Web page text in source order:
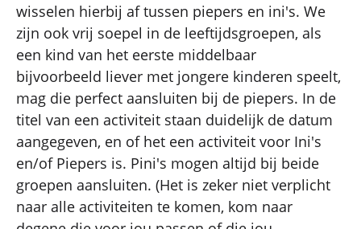
wisselen hierbij af tussen piepers en ini's. We
zijn ook vrij soepel in de leeftijdsgroepen, als
een kind van het eerste middelbaar
bijvoorbeeld liever met jongere kinderen speelt,
mag die perfect aansluiten bij de piepers. In de
titel van een activiteit staan duidelijk de datum
aangegeven, en of het een activiteit voor Ini's
en/of Piepers is. Pini's mogen altijd bij beide
groepen aansluiten. (Het is zeker niet verplicht
naar alle activiteiten te komen, kom naar